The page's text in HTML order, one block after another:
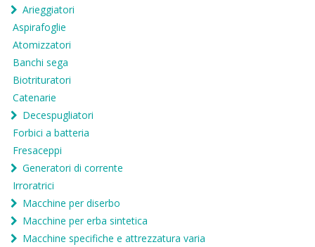
Arieggiatori
Aspirafoglie
Atomizzatori
Banchi sega
Biotrituratori
Catenarie
Decespugliatori
Forbici a batteria
Fresaceppi
Generatori di corrente
Irroratrici
Macchine per diserbo
Macchine per erba sintetica
Macchine specifiche e attrezzatura varia